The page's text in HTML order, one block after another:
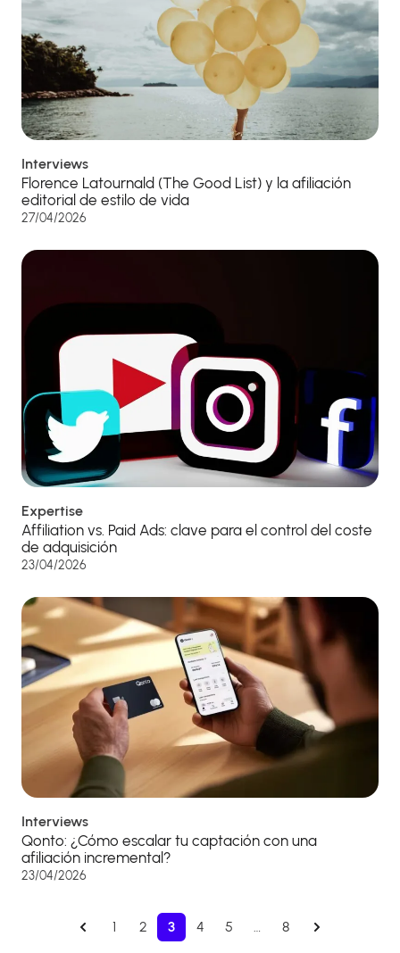
Interviews
Florence Latournald (The Good List) y la afiliación
editorial de estilo de vida
27/04/2026
Expertise
Affiliation vs. Paid Ads: clave para el control del coste
de adquisición
23/04/2026
Interviews
Qonto: ¿Cómo escalar tu captación con una
afiliación incremental?
23/04/2026
1 2 3 4 5 … 8